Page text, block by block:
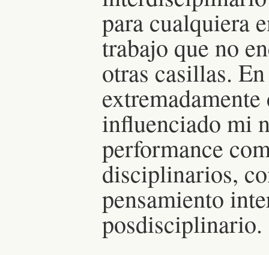
para cualquiera
trabajo que no
otras casillas.
influenciado mi
performance
disciplinarios,
pensamiento
posdisciplinario.